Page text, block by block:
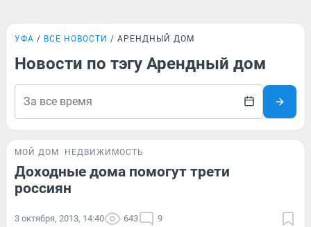
УФА ВСЕ НОВОСТИ АРЕНДНЫЙ ДОМ
Новости по тэгу Арендный дом
МОЙ ДОМ НЕДВИЖИМОСТЬ
Доходные дома помогут трети
россиян
3 октября, 2013, 14:40 643 9